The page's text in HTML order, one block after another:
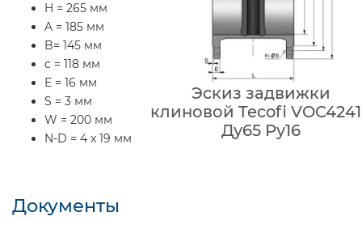
H = 265 мм
A = 185 мм
B= 145 мм
c = 118 мм
E = 16 мм
S = 3 мм
W = 200 мм
N-D = 4 x 19 мм
Эскиз задвижки
клиновой Tecofi
Ду65 Ру16
Документы